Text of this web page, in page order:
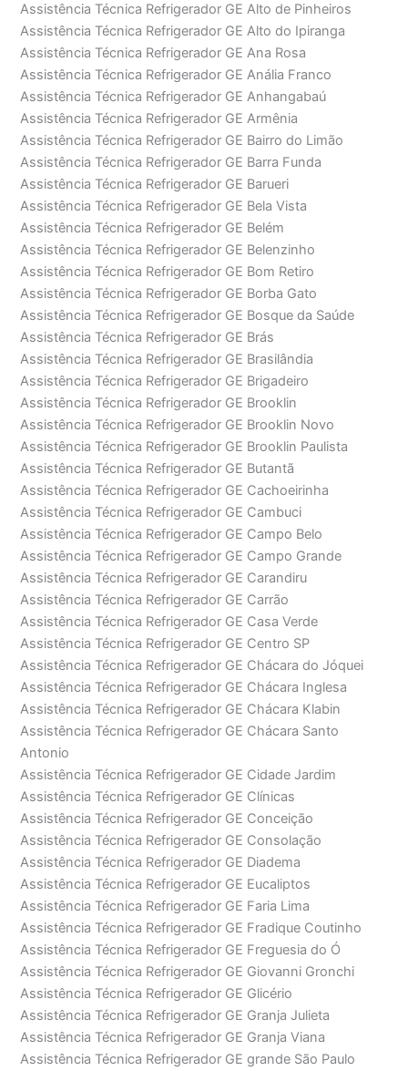
Assistência Técnica Refrigerador GE Alto de Pinheiros
Assistência Técnica Refrigerador GE Alto do Ipiranga
Assistência Técnica Refrigerador GE Ana Rosa
Assistência Técnica Refrigerador GE Anália Franco
Assistência Técnica Refrigerador GE Anhangabaú
Assistência Técnica Refrigerador GE Armênia
Assistência Técnica Refrigerador GE Bairro do Limão
Assistência Técnica Refrigerador GE Barra Funda
Assistência Técnica Refrigerador GE Barueri
Assistência Técnica Refrigerador GE Bela Vista
Assistência Técnica Refrigerador GE Belém
Assistência Técnica Refrigerador GE Belenzinho
Assistência Técnica Refrigerador GE Bom Retiro
Assistência Técnica Refrigerador GE Borba Gato
Assistência Técnica Refrigerador GE Bosque da Saúde
Assistência Técnica Refrigerador GE Brás
Assistência Técnica Refrigerador GE Brasilândia
Assistência Técnica Refrigerador GE Brigadeiro
Assistência Técnica Refrigerador GE Brooklin
Assistência Técnica Refrigerador GE Brooklin Novo
Assistência Técnica Refrigerador GE Brooklin Paulista
Assistência Técnica Refrigerador GE Butantã
Assistência Técnica Refrigerador GE Cachoeirinha
Assistência Técnica Refrigerador GE Cambuci
Assistência Técnica Refrigerador GE Campo Belo
Assistência Técnica Refrigerador GE Campo Grande
Assistência Técnica Refrigerador GE Carandiru
Assistência Técnica Refrigerador GE Carrão
Assistência Técnica Refrigerador GE Casa Verde
Assistência Técnica Refrigerador GE Centro SP
Assistência Técnica Refrigerador GE Chácara do Jóquei
Assistência Técnica Refrigerador GE Chácara Inglesa
Assistência Técnica Refrigerador GE Chácara Klabin
Assistência Técnica Refrigerador GE Chácara Santo
Antonio
Assistência Técnica Refrigerador GE Cidade Jardim
Assistência Técnica Refrigerador GE Clínicas
Assistência Técnica Refrigerador GE Conceição
Assistência Técnica Refrigerador GE Consolação
Assistência Técnica Refrigerador GE Diadema
Assistência Técnica Refrigerador GE Eucaliptos
Assistência Técnica Refrigerador GE Faria Lima
Assistência Técnica Refrigerador GE Fradique Coutinho
Assistência Técnica Refrigerador GE Freguesia do Ó
Assistência Técnica Refrigerador GE Giovanni Gronchi
Assistência Técnica Refrigerador GE Glicério
Assistência Técnica Refrigerador GE Granja Julieta
Assistência Técnica Refrigerador GE Granja Viana
Assistência Técnica Refrigerador GE grande São Paulo